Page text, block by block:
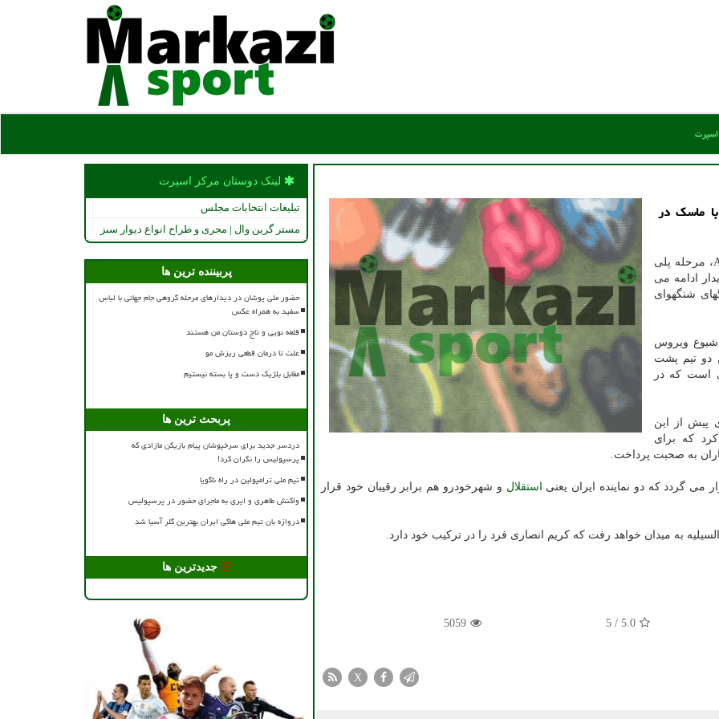
ماسك در
به گزارش مركز اسپرت به نقل از ایسنا و به نقل از AFC، مرحله پلی
ادامه می
شنگهوای
شیوع ویروس
دو تیم پشت
است كه در
پیش از این
كه برای
به صحبت پرداخت.
می گردد كه دو نماینده ایران یعنی استقلال و شهرخودرو هم برابر رقیبان خود قرار
به میدان خواهد رفت كه كریم انصاری فرد را در تركیب خود دارد.
5.0
/
5
5059
X
لینک دوستان مركز اسپرت
تبلیغات انتخابات مجلس
مستر گرین وال | مجری و طراح انواع دیوار سبز
پربیننده ترین ها
حضور ملی پوشان در دیدارهای مرحله گروهی جام جهانی با لباس
سفید به همراه عکس
قلعه نویی و تاج دوستان من هستند
علت تا درمان قطعی ریزش مو
مقابل بلژیک دست و پا بسته نیستیم
پربحث ترین ها
دردسر جدید برای سرخپوشان پیام بازیکن مازادی که
پرسپولیس را نگران کرد!
تیم ملی ترامپولین در راه ناگویا
واکنش طاهری و ایری به ماجرای حضور در پرسپولیس
دروازه بان تیم ملی هاکی ایران بهترین گلر آسیا شد
جدیدترین ها